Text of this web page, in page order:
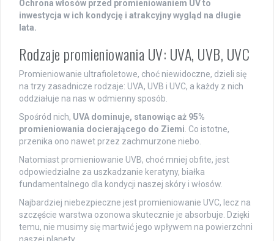
Ochrona włosów przed promieniowaniem UV to
inwestycja w ich kondycję i atrakcyjny wygląd na długie
lata.
Rodzaje promieniowania UV: UVA, UVB, UVC
Promieniowanie ultrafioletowe, choć niewidoczne, dzieli się
na trzy zasadnicze rodzaje: UVA, UVB i UVC, a każdy z nich
oddziałuje na nas w odmienny sposób.
Spośród nich, UVA dominuje, stanowiąc aż 95%
promieniowania docierającego do Ziemi . Co istotne,
przenika ono nawet przez zachmurzone niebo.
Natomiast promieniowanie UVB, choć mniej obfite, jest
odpowiedzialne za uszkadzanie keratyny, białka
fundamentalnego dla kondycji naszej skóry i włosów.
Najbardziej niebezpieczne jest promieniowanie UVC, lecz na
szczęście warstwa ozonowa skutecznie je absorbuje. Dzięki
temu, nie musimy się martwić jego wpływem na powierzchni
naszej planety.